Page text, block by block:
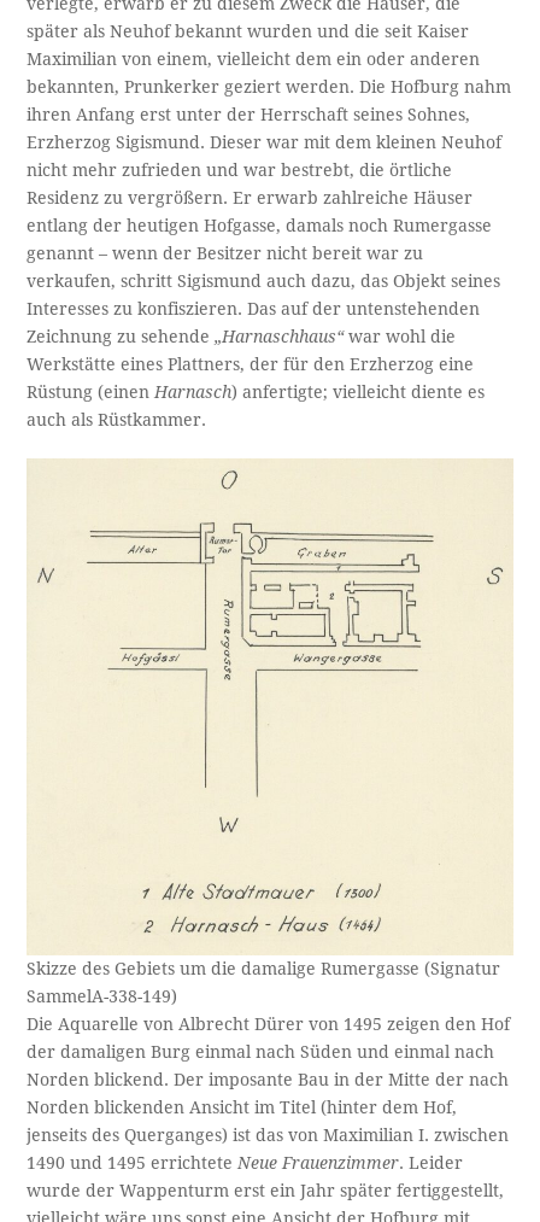
verlegte, erwarb er zu diesem Zweck die Häuser, die
später als Neuhof bekannt wurden und die seit Kaiser
Maximilian von einem, vielleicht dem ein oder anderen
bekannten, Prunkerker geziert werden. Die Hofburg nahm
ihren Anfang erst unter der Herrschaft seines Sohnes,
Erzherzog Sigismund. Dieser war mit dem kleinen Neuhof
nicht mehr zufrieden und war bestrebt, die örtliche
Residenz zu vergrößern. Er erwarb zahlreiche Häuser
entlang der heutigen Hofgasse, damals noch Rumergasse
genannt – wenn der Besitzer nicht bereit war zu
verkaufen, schritt Sigismund auch dazu, das Objekt seines
Interesses zu konfiszieren. Das auf der untenstehenden
Zeichnung zu sehende„Harnaschhaus“war wohl die
Werkstätte eines Plattners, der für den Erzherzog eine
Rüstung (einenHarnasch) anfertigte; vielleicht diente es
auch als Rüstkammer.
Skizze des Gebiets um die damalige Rumergasse (Signatur
SammelA-338-149)
Die Aquarelle von Albrecht Dürer von 1495 zeigen den Hof
der damaligen Burg einmal nach Süden und einmal nach
Norden blickend. Der imposante Bau in der Mitte der nach
Norden blickenden Ansicht im Titel (hinter dem Hof,
jenseits des Querganges) ist das von Maximilian I. zwischen
1490 und 1495 errichtete Neue Frauenzimmer. Leider
wurde der Wappenturm erst ein Jahr später fertiggestellt,